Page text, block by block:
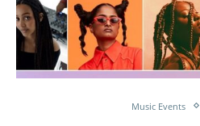
Music Events